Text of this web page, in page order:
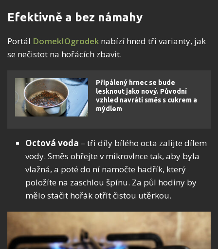
Efektivně a bez námahy
Portál DomekIOgrodek nabízí hned tři varianty, jak
se nečistot na hořácích zbavit.
Připálený hrnec se bude
lesknout jako nový. Původní
vzhled navrátí směs s cukrem a
mýdlem
Octová voda – tři díly bílého octa zalijte dílem
vody. Směs ohřejte v mikrovlnce tak, aby byla
vlažná, a poté do ní namočte hadřík, který
položíte na zaschlou špínu. Za půl hodiny by
mělo stačit hořák otřít čistou utěrkou.